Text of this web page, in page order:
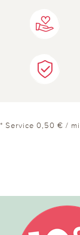
* Service 0,50 € /